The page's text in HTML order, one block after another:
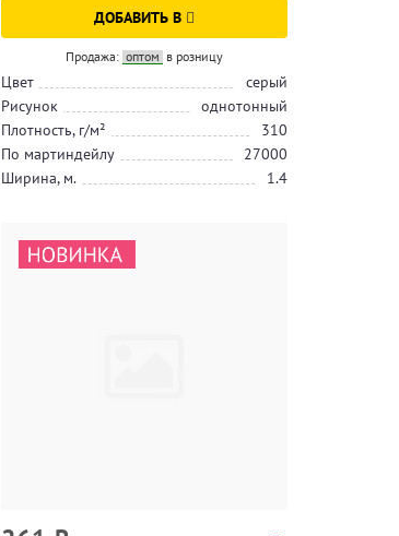
ДОБАВИТЬ В
Продажа: оптом в розницу
Цвет
серый
Рисунок
однотонный
Плотность, г/м²
310
По мартиндейлу
27000
Ширина, м.
1.4